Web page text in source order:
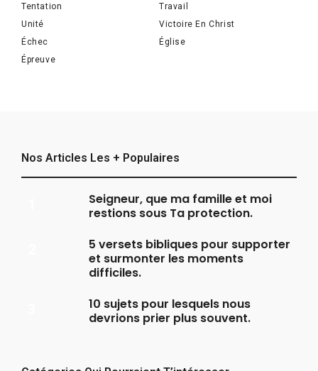
Tentation
Travail
Unité
Victoire En Christ
Échec
Église
Épreuve
Nos Articles Les + Populaires
Seigneur, que ma famille et moi
restions sous Ta protection.
5 versets bibliques pour supporter
et surmonter les moments
difficiles.
10 sujets pour lesquels nous
devrions prier plus souvent.